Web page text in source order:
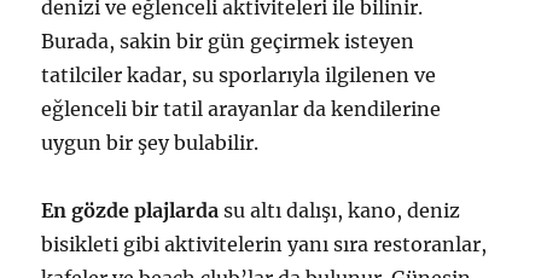
denizi ve eğlenceli aktiviteleri ile bilinir.
Burada, sakin bir gün geçirmek isteyen
tatilciler kadar, su sporlarıyla ilgilenen ve
eğlenceli bir tatil arayanlar da kendilerine
uygun bir şey bulabilir.
En gözde plajlarda su altı dalışı, kano, deniz
bisikleti gibi aktivitelerin yanı sıra restoranlar,